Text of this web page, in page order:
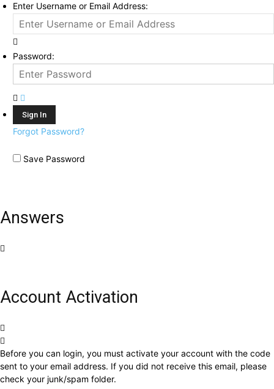
Enter Username or Email Address:
Password:
Forgot Password?
Save Password
Answers
Account Activation
Before you can login, you must activate your account with the code
sent to your email address. If you did not receive this email, please
check your junk/spam folder.